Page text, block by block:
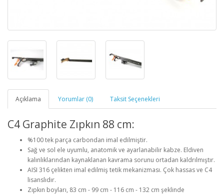
Açıklama Yorumlar (0) Taksit Seçenekleri
C4 Graphite Zıpkın 88 cm:
%100 tek parça carbondan imal edilmiştir.
Sağ ve sol ele uyumlu, anatomik ve ayarlanabilir kabze. Eldiven
kalınlıklarından kaynaklanan kavrama sorunu ortadan kaldrılmıştır.
AISI 316 çelikten imal edilmiş tetik mekanizması. Çok hassas ve C4
lisanslıdır.
Zıpkın boyları, 83 cm - 99 cm - 116 cm - 132 cm şeklinde